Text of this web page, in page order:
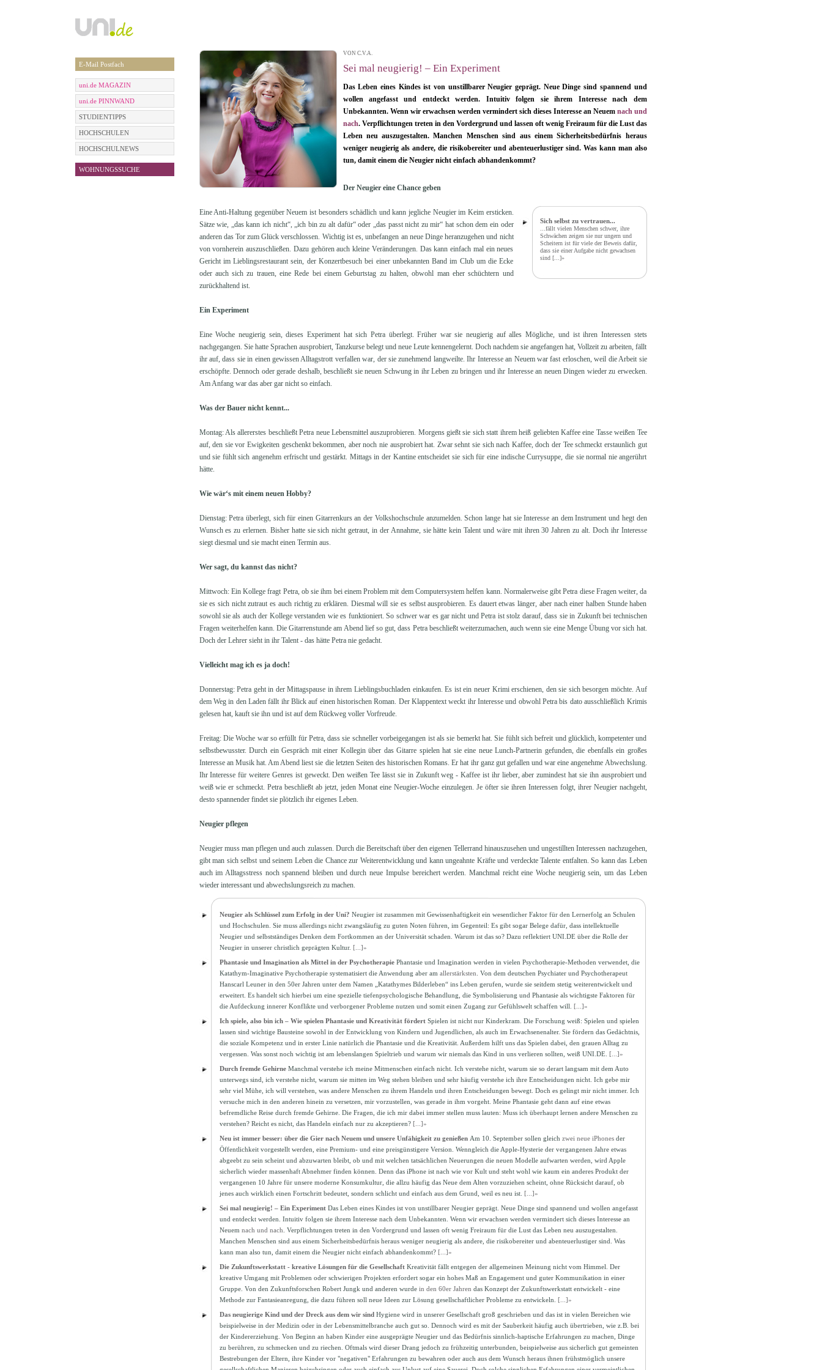
E-Mail Postfach
uni.de MAGAZIN
uni.de PINNWAND
STUDIENTIPPS
HOCHSCHULEN
HOCHSCHULNEWS
WOHNUNGSSUCHE
VON C.V.A.| 01.08.2013 14:38
Sei mal neugierig! – Ein Experiment
Das Leben eines Kindes ist von unstillbarer Neugier geprägt. Neue Dinge sind spannend und
wollen angefasst und entdeckt werden. Intuitiv folgen sie ihrem Interesse nach dem
Unbekannten. Wenn wir erwachsen werden vermindert sich dieses Interesse an Neuem nach und
nach. Verpflichtungen treten in den Vordergrund und lassen oft wenig Freiraum für die Lust das
Leben neu auszugestalten. Manchen Menschen sind aus einem Sicherheitsbedürfnis heraus
weniger neugierig als andere, die risikobereiter und abenteuerlustiger sind. Was kann man also
tun, damit einem die Neugier nicht einfach abhandenkommt?
Der Neugier eine Chance geben
Sich selbst zu vertrauen...
...fällt vielen Menschen schwer, ihre
Schwächen zeigen sie nur ungern und
Scheitern ist für viele der Beweis dafür,
dass sie einer Aufgabe nicht gewachsen
sind [...]»
Eine Anti-Haltung gegenüber Neuem ist besonders schädlich und kann jegliche Neugier im Keim ersticken.
Sätze wie, „das kann ich nicht“, „ich bin zu alt dafür“ oder „das passt nicht zu mir“ hat schon dem ein oder
anderen das Tor zum Glück verschlossen. Wichtig ist es, unbefangen an neue Dinge heranzugehen und nicht
von vornherein auszuschließen. Dazu gehören auch kleine Veränderungen. Das kann einfach mal ein neues
Gericht im Lieblingsrestaurant sein, der Konzertbesuch bei einer unbekannten Band im Club um die Ecke
oder auch sich zu trauen, eine Rede bei einem Geburtstag zu halten, obwohl man eher schüchtern und
zurückhaltend ist.
Ein Experiment
Eine Woche neugierig sein, dieses Experiment hat sich Petra überlegt. Früher war sie neugierig auf alles Mögliche, und ist ihren Interessen stets
nachgegangen. Sie hatte Sprachen ausprobiert, Tanzkurse belegt und neue Leute kennengelernt. Doch nachdem sie angefangen hat, Vollzeit zu arbeiten, fällt
ihr auf, dass sie in einen gewissen Alltagstrott verfallen war, der sie zunehmend langweilte. Ihr Interesse an Neuem war fast erloschen, weil die Arbeit sie
erschöpfte. Dennoch oder gerade deshalb, beschließt sie neuen Schwung in ihr Leben zu bringen und ihr Interesse an neuen Dingen wieder zu erwecken.
Am Anfang war das aber gar nicht so einfach.
Was der Bauer nicht kennt...
Montag: Als allererstes beschließt Petra neue Lebensmittel auszuprobieren. Morgens gießt sie sich statt ihrem heiß geliebten Kaffee eine Tasse weißen Tee
auf, den sie vor Ewigkeiten geschenkt bekommen, aber noch nie ausprobiert hat. Zwar sehnt sie sich nach Kaffee, doch der Tee schmeckt erstaunlich gut
und sie fühlt sich angenehm erfrischt und gestärkt. Mittags in der Kantine entscheidet sie sich für eine indische Currysuppe, die sie normal nie angerührt
hätte.
Wie wär‘s mit einem neuen Hobby?
Dienstag: Petra überlegt, sich für einen Gitarrenkurs an der Volkshochschule anzumelden. Schon lange hat sie Interesse an dem Instrument und hegt den
Wunsch es zu erlernen. Bisher hatte sie sich nicht getraut, in der Annahme, sie hätte kein Talent und wäre mit ihren 30 Jahren zu alt. Doch ihr Interesse
siegt diesmal und sie macht einen Termin aus.
Wer sagt, du kannst das nicht?
Mittwoch: Ein Kollege fragt Petra, ob sie ihm bei einem Problem mit dem Computersystem helfen kann. Normalerweise gibt Petra diese Fragen weiter, da
sie es sich nicht zutraut es auch richtig zu erklären. Diesmal will sie es selbst ausprobieren. Es dauert etwas länger, aber nach einer halben Stunde haben
sowohl sie als auch der Kollege verstanden wie es funktioniert. So schwer war es gar nicht und Petra ist stolz darauf, dass sie in Zukunft bei technischen
Fragen weiterhelfen kann. Die Gitarrenstunde am Abend lief so gut, dass Petra beschließt weiterzumachen, auch wenn sie eine Menge Übung vor sich hat.
Doch der Lehrer sieht in ihr Talent - das hätte Petra nie gedacht.
Vielleicht mag ich es ja doch!
Donnerstag: Petra geht in der Mittagspause in ihrem Lieblingsbuchladen einkaufen. Es ist ein neuer Krimi erschienen, den sie sich besorgen möchte. Auf
dem Weg in den Laden fällt ihr Blick auf einen historischen Roman. Der Klappentext weckt ihr Interesse und obwohl Petra bis dato ausschließlich Krimis
gelesen hat, kauft sie ihn und ist auf dem Rückweg voller Vorfreude.
Freitag: Die Woche war so erfüllt für Petra, dass sie schneller vorbeigegangen ist als sie bemerkt hat. Sie fühlt sich befreit und glücklich, kompetenter und
selbstbewusster. Durch ein Gespräch mit einer Kollegin über das Gitarre spielen hat sie eine neue Lunch-Partnerin gefunden, die ebenfalls ein großes
Interesse an Musik hat. Am Abend liest sie die letzten Seiten des historischen Romans. Er hat ihr ganz gut gefallen und war eine angenehme Abwechslung.
Ihr Interesse für weitere Genres ist geweckt. Den weißen Tee lässt sie in Zukunft weg - Kaffee ist ihr lieber, aber zumindest hat sie ihn ausprobiert und
weiß wie er schmeckt. Petra beschließt ab jetzt, jeden Monat eine Neugier-Woche einzulegen. Je öfter sie ihren Interessen folgt, ihrer Neugier nachgeht,
desto spannender findet sie plötzlich ihr eigenes Leben.
Neugier pflegen
Neugier muss man pflegen und auch zulassen. Durch die Bereitschaft über den eigenen Tellerrand hinauszusehen und ungestillten Interessen nachzugehen,
gibt man sich selbst und seinem Leben die Chance zur Weiterentwicklung und kann ungeahnte Kräfte und verdeckte Talente entfalten. So kann das Leben
auch im Alltagsstress noch spannend bleiben und durch neue Impulse bereichert werden. Manchmal reicht eine Woche neugierig sein, um das Leben
wieder interessant und abwechslungsreich zu machen.
Neugier als Schlüssel zum Erfolg in der Uni? Neugier ist zusammen mit Gewissenhaftigkeit ein wesentlicher Faktor für den Lernerfolg an Schulen
und Hochschulen. Sie muss allerdings nicht zwangsläufig zu guten Noten führen, im Gegenteil: Es gibt sogar Belege dafür, dass intellektuelle
Neugier und selbstständiges Denken dem Fortkommen an der Universität schaden. Warum ist das so? Dazu reflektiert UNI.DE über die Rolle der
Neugier in unserer christlich geprägten Kultur. [...]»
Phantasie und Imagination als Mittel in der Psychotherapie Phantasie und Imagination werden in vielen Psychotherapie-Methoden verwendet, die
Katathym-Imaginative Psychotherapie systematisiert die Anwendung aber am allerstärksten . Von dem deutschen Psychiater und Psychotherapeut
Hanscarl Leuner in den 50er Jahren unter dem Namen „Katathymes Bilderleben“ ins Leben gerufen, wurde sie seitdem stetig weiterentwickelt und
erweitert. Es handelt sich hierbei um eine spezielle tiefenpsychologische Behandlung, die Symbolisierung und Phantasie als wichtigste Faktoren für
die Aufdeckung innerer Konflikte und verborgener Probleme nutzen und somit einen Zugang zur Gefühlswelt schaffen will. [...]»
Ich spiele, also bin ich – Wie spielen Phantasie und Kreativität fördert Spielen ist nicht nur Kinderkram. Die Forschung weiß: Spielen und spielen
lassen sind wichtige Bausteine sowohl in der Entwicklung von Kindern und Jugendlichen, als auch im Erwachsenenalter. Sie fördern das Gedächtnis,
die soziale Kompetenz und in erster Linie natürlich die Phantasie und die Kreativität. Außerdem hilft uns das Spielen dabei, den grauen Alltag zu
vergessen. Was sonst noch wichtig ist am lebenslangen Spieltrieb und warum wir niemals das Kind in uns verlieren sollten, weiß UNI.DE. [...]»
Durch fremde Gehirne Manchmal verstehe ich meine Mitmenschen einfach nicht. Ich verstehe nicht, warum sie so derart langsam mit dem Auto
unterwegs sind, ich verstehe nicht, warum sie mitten im Weg stehen bleiben und sehr häufig verstehe ich ihre Entscheidungen nicht. Ich gebe mir
sehr viel Mühe, ich will verstehen, was andere Menschen zu ihrem Handeln und ihren Entscheidungen bewegt. Doch es gelingt mir nicht immer. Ich
versuche mich in den anderen hinein zu versetzen, mir vorzustellen, was gerade in ihm vorgeht. Meine Phantasie geht dann auf eine etwas
befremdliche Reise durch fremde Gehirne. Die Fragen, die ich mir dabei immer stellen muss lauten: Muss ich überhaupt lernen andere Menschen zu
verstehen? Reicht es nicht, das Handeln einfach nur zu akzeptieren? [...]»
Neu ist immer besser: über die Gier nach Neuem und unsere Unfähigkeit zu genießen Am 10. September sollen gleich zwei neue iPhonesder
Öffentlichkeit vorgestellt werden, eine Premium- und eine preisgünstigere Version. Wenngleich die Apple-Hysterie der vergangenen Jahre etwas
abgeebt zu sein scheint und abzuwarten bleibt, ob und mit welchen tatsächlichen Neuerungen die neuen Modelle aufwarten werden, wird Apple
sicherlich wieder massenhaft Abnehmer finden können. Denn das iPhone ist nach wie vor Kult und steht wohl wie kaum ein anderes Produkt der
vergangenen 10 Jahre für unsere moderne Konsumkultur, die allzu häufig das Neue dem Alten vorzuziehen scheint, ohne Rücksicht darauf, ob
jenes auch wirklich einen Fortschritt bedeutet, sondern schlicht und einfach aus dem Grund, weil es neu ist. [...]»
Sei mal neugierig! – Ein Experiment Das Leben eines Kindes ist von unstillbarer Neugier geprägt. Neue Dinge sind spannend und wollen angefasst
und entdeckt werden. Intuitiv folgen sie ihrem Interesse nach dem Unbekannten. Wenn wir erwachsen werden vermindert sich dieses Interesse an
Neuem nach und nach . Verpflichtungen treten in den Vordergrund und lassen oft wenig Freiraum für die Lust das Leben neu auszugestalten.
Manchen Menschen sind aus einem Sicherheitsbedürfnis heraus weniger neugierig als andere, die risikobereiter und abenteuerlustiger sind. Was
kann man also tun, damit einem die Neugier nicht einfach abhandenkommt? [...]»
Die Zukunftswerkstatt - kreative Lösungen für die Gesellschaft Kreativität fällt entgegen der allgemeinen Meinung nicht vom Himmel. Der
kreative Umgang mit Problemen oder schwierigen Projekten erfordert sogar ein hohes Maß an Engagement und guter Kommunikation in einer
Gruppe. Von den Zukunftsforschen Robert Jungk und anderen wurde in den 60er Jahren das Konzept der Zukunftswerkstatt entwickelt - eine
Methode zur Fantasieanregung, die dazu führen soll neue Ideen zur Lösung gesellschaftlicher Probleme zu entwickeln. [...]»
Das neugierige Kind und der Dreck aus dem wir sind Hygiene wird in unserer Gesellschaft groß geschrieben und das ist in vielen Bereichen wie
beispielweise in der Medizin oder in der Lebensmittelbranche auch gut so. Dennoch wird es mit der Sauberkeit häufig auch übertrieben, wie z.B. bei
der Kindererziehung. Von Beginn an haben Kinder eine ausgeprägte Neugier und das Bedürfnis sinnlich-haptische Erfahrungen zu machen, Dinge
zu berühren, zu schmecken und zu riechen. Oftmals wird dieser Drang jedoch zu frühzeitig unterbunden, beispielweise aus sicherlich gut gemeinten
Bestrebungen der Eltern, ihre Kinder vor "negativen" Erfahrungen zu bewahren oder auch aus dem Wunsch heraus ihnen frühstmöglich unsere